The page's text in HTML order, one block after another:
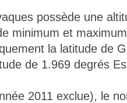
possède une
minimum et
la latitude de
de 1.969 degrés
2011 exclue), le